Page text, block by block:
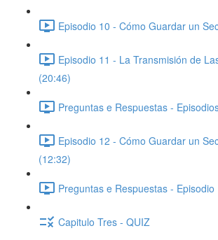
Episodio 10 - Cómo Guardar un
Episodio 11 - La Transmisión de
(20:46)
Preguntas e Respuestas -
Episodio 12 - Cómo Guardar un
(12:32)
Preguntas e Respuestas - Episodio
Capitulo Tres - QUIZ